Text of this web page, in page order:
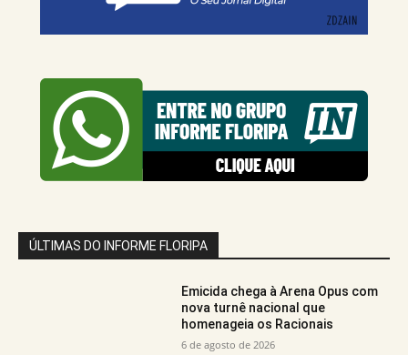
ÚLTIMAS DO INFORME FLORIPA
Emicida chega à Arena Opus com
nova turnê nacional que
homenageia os Racionais
6 de agosto de 2026